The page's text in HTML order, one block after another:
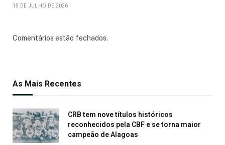
15 DE JULHO DE 2026
Comentários estão fechados.
As Mais Recentes
CRB tem nove títulos históricos
reconhecidos pela CBF e se torna maior
campeão de Alagoas